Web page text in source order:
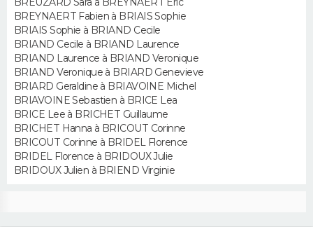
GUIDES D'ACHAT
BONS PLANS
CARTE DE VOEUX
Carte de Noël
Carte Bonne année
Carte Saint-Valentin
Carte Pâques
Carte d'anniversaire
DICTIONNAIRE
Dictionnaire
Biographies
Citations
Expressions
Proverbes
PROGRAMME TV
COPAINS D'AVANT
BREYNAERT Fabien à BRIAIS Sophie
BRIAIS Sophie à BRIAND Cecile
BRIAND Cecile à BRIAND Laurence
BRIAND Laurence à BRIAND Veronique
BRIAND Veronique à BRIARD Genevieve
BRIARD Geraldine à BRIAVOINE Michel
BRIAVOINE Sebastien à BRICE Lea
BRICE Lee à BRICHET Guillaume
BRICHET Hanna à BRICOUT Corinne
BRICOUT Corinne à BRIDEL Florence
BRIDEL Florence à BRIDOUX Julie
BRIDOUX Julien à BRIEND Virginie